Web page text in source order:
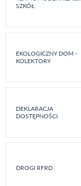
SZKÓŁ
EKOLOGICZNY DOM -
KOLEKTORY
DEKLARACJA
DOSTĘPNOŚCI
DROGI RFRD